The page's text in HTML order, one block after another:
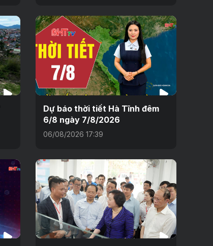
Dự báo thời tiết Hà Tĩnh đêm
6/8 ngày 7/8/2026
06/08/2026 17:39